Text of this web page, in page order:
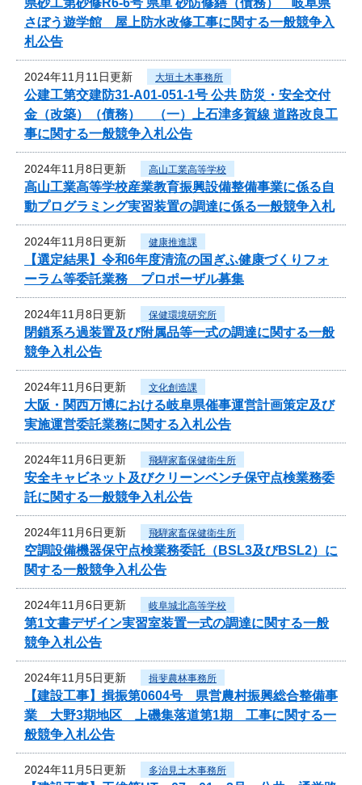
さぼう遊学館 屋上防水改修工事に関する一般競争入
札公告
2024年11月11日更新 大垣土木事務所
公建工第交建防31-A01-051-1号 公共 防災・安全交付
金（改築）（債務） （一）上石津多賀線 道路改良工
事に関する一般競争入札公告
2024年11月8日更新 高山工業高等学校
高山工業高等学校産業教育振興設備整備事業に係る自
動プログラミング実習装置の調達に係る一般競争入札
2024年11月8日更新 健康推進課
【選定結果】令和6年度清流の国ぎふ健康づくりフォ
ーラム等委託業務 プロポーザル募集
2024年11月8日更新 保健環境研究所
閉鎖系ろ過装置及び附属品等一式の調達に関する一般
競争入札公告
2024年11月6日更新 文化創造課
大阪・関西万博における岐阜県催事運営計画策定及び
実施運営委託業務に関する入札公告
2024年11月6日更新 飛騨家畜保健衛生所
安全キャビネット及びクリーンベンチ保守点検業務委
託に関する一般競争入札公告
2024年11月6日更新 飛騨家畜保健衛生所
空調設備機器保守点検業務委託（BSL3及びBSL2）に
関する一般競争入札公告
2024年11月6日更新 岐阜城北高等学校
第1文書デザイン実習室装置一式の調達に関する一般
競争入札公告
2024年11月5日更新 揖斐農林事務所
【建設工事】揖振第0604号 県営農村振興総合整備事
業 大野3期地区 上磯集落道第1期 工事に関する一
般競争入札公告
2024年11月5日更新 多治見土木事務所